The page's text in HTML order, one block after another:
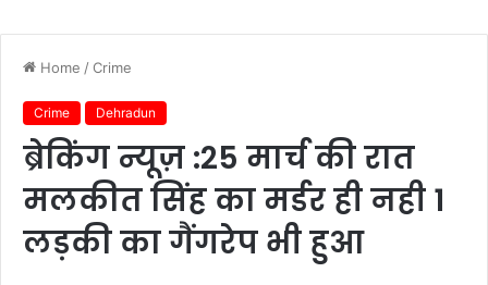
Home /Crime
Crime Dehradun
ब्रेकिंग न्यूज़ :25 मार्च की रात
मलकीत सिंह का मर्डर ही नही 1
लड़की का गैंगरेप भी हुआ